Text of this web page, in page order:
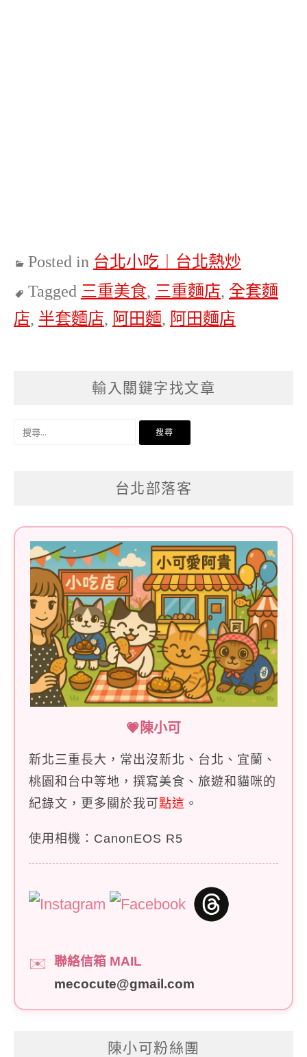
Posted in 台北小吃︱台北熱炒
Tagged 三重美食, 三重麵店, 全套麵
店, 半套麵店, 阿田麵, 阿田麵店
輸入關鍵字找文章
搜
台北部落客
💗陳小可
新北三重長大，常出沒新北、台北、宜蘭、
桃園和台中等地，撰寫美食、旅遊和貓咪的
紀錄文，更多關於我可 點這 。
使用相機：CanonEOS R5
✉️
聯絡信箱 MAIL
mecocute@gmail.com
陳小可粉絲團